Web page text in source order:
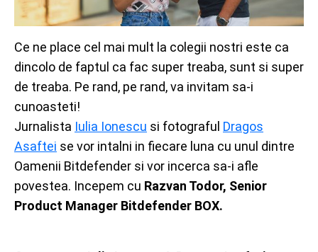
Ce ne place cel mai mult la colegii nostri este ca
dincolo de faptul ca fac super treaba, sunt si super
de treaba. Pe rand, pe rand, va invitam sa-i
cunoasteti!
Jurnalista Iulia Ionescu si fotograful Dragos
Asaftei se vor intalni in fiecare luna cu unul dintre
Oamenii Bitdefender si vor incerca sa-i afle
povestea. Incepem cu Razvan Todor, Senior
Product Manager Bitdefender BOX.